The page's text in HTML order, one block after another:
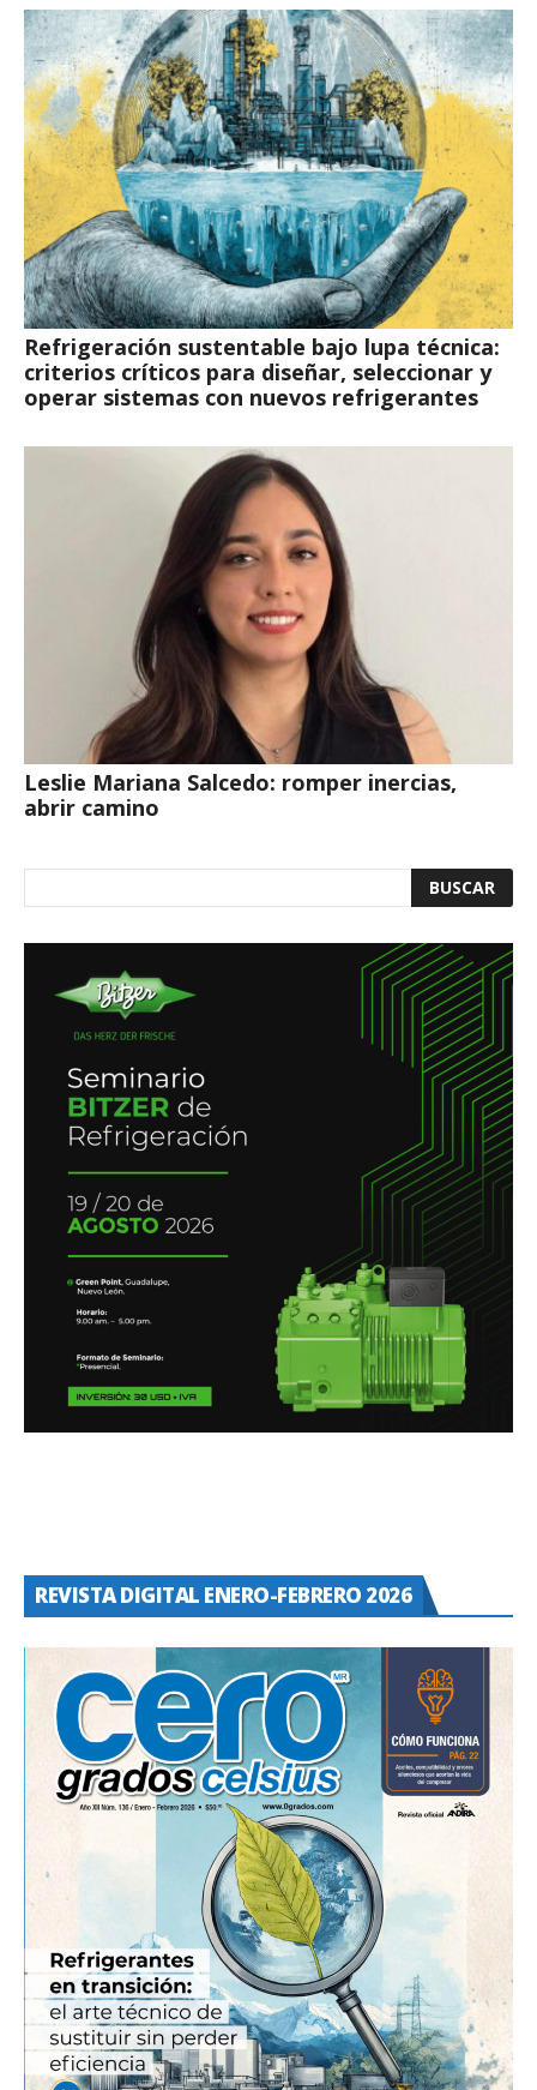
Refrigeración sustentable bajo lupa técnica:
criterios críticos para diseñar, seleccionar y
operar sistemas con nuevos refrigerantes
Leslie Mariana Salcedo: romper inercias,
abrir camino
REVISTA DIGITAL ENERO-FEBRERO 2026